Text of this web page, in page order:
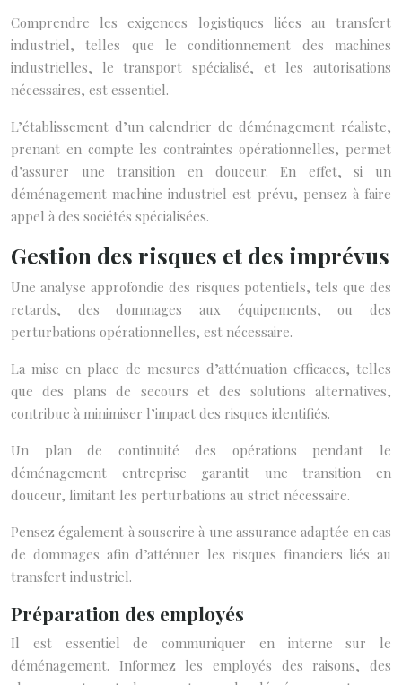
Comprendre les exigences logistiques liées au transfert
industriel, telles que le conditionnement des machines
industrielles, le transport spécialisé, et les autorisations
nécessaires, est essentiel.
L’établissement d’un calendrier de déménagement réaliste,
prenant en compte les contraintes opérationnelles, permet
d’assurer une transition en douceur. En effet, si un
déménagement machine industriel est prévu, pensez à faire
appel à des sociétés spécialisées.
Gestion des risques et des imprévus
Une analyse approfondie des risques potentiels, tels que des
retards, des dommages aux équipements, ou des
perturbations opérationnelles, est nécessaire.
La mise en place de mesures d’atténuation efficaces, telles
que des plans de secours et des solutions alternatives,
contribue à minimiser l’impact des risques identifiés.
Un plan de continuité des opérations pendant le
déménagement entreprise garantit une transition en
douceur, limitant les perturbations au strict nécessaire.
Pensez également à souscrire à une assurance adaptée en cas
de dommages afin d’atténuer les risques financiers liés au
transfert industriel.
Préparation des employés
Il est essentiel de communiquer en interne sur le
déménagement. Informez les employés des raisons, des